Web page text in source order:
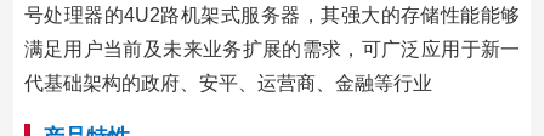
号处理器的4U2路机架式服务器，其强大的存储性能能够
满足用户当前及未来业务扩展的需求，可广泛应用于新一
代基础架构的政府、安平、运营商、金融等行业